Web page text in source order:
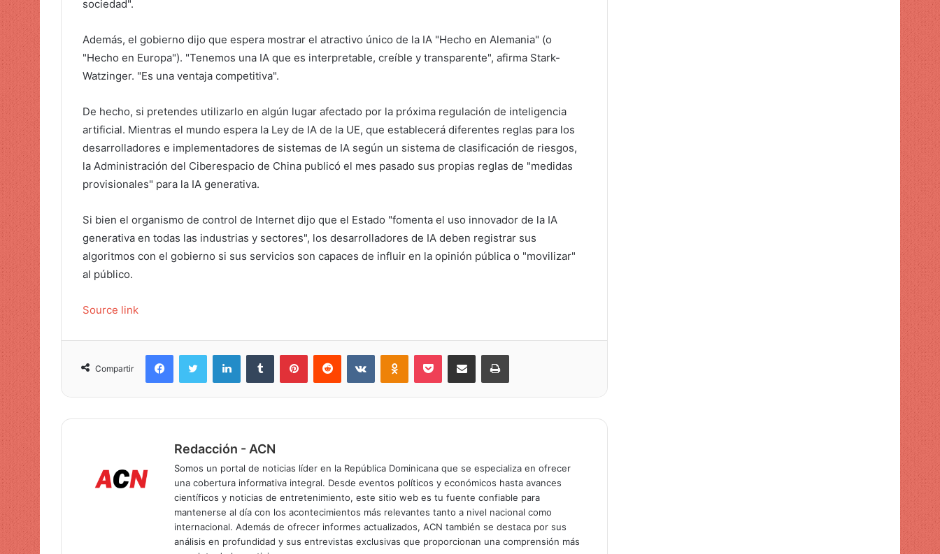
sociedad".
Además, el gobierno dijo que espera mostrar el atractivo único de la IA "Hecho en Alemania" (o
"Hecho en Europa"). "Tenemos una IA que es interpretable, creíble y transparente", afirma Stark-
Watzinger. "Es una ventaja competitiva".
De hecho, si pretendes utilizarlo en algún lugar afectado por la próxima regulación de inteligencia
artificial. Mientras el mundo espera la Ley de IA de la UE, que establecerá diferentes reglas para los
desarrolladores e implementadores de sistemas de IA según un sistema de clasificación de riesgos,
la Administración del Ciberespacio de China publicó el mes pasado sus propias reglas de "medidas
provisionales" para la IA generativa.
Si bien el organismo de control de Internet dijo que el Estado "fomenta el uso innovador de la IA
generativa en todas las industrias y sectores", los desarrolladores de IA deben registrar sus
algoritmos con el gobierno si sus servicios son capaces de influir en la opinión pública o "movilizar"
al público.
Source link
Compartir
Redacción - ACN
Somos un portal de noticias líder en la República Dominicana que se especializa en ofrecer
una cobertura informativa integral. Desde eventos políticos y económicos hasta avances
científicos y noticias de entretenimiento, este sitio web es tu fuente confiable para
mantenerse al día con los acontecimientos más relevantes tanto a nivel nacional como
internacional. Además de ofrecer informes actualizados, ACN también se destaca por sus
análisis en profundidad y sus entrevistas exclusivas que proporcionan una comprensión más